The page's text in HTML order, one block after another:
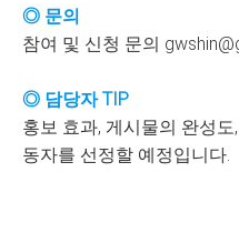
◎ 문의
참여 및 신청 문의
◎ 담당자 TIP
홍보 효과, 게시물의 완성
동자를 선정할 예정입니다.